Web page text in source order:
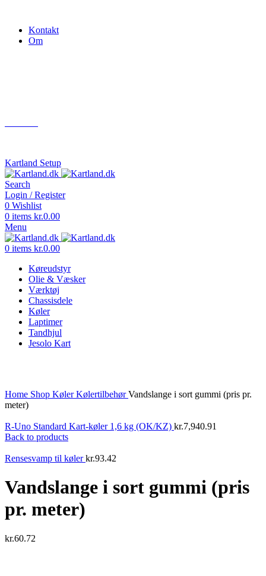
Kontakt
Om
Kartland Setup
Search
Login / Register
0 Wishlist
0 items kr.0.00
Menu
0 items kr.0.00
Køreudstyr
Olie & Væsker
Værktøj
Chassisdele
Køler
Laptimer
Tandhjul
Jesolo Kart
Home Shop KølerKølertilbehørVandslange i sort gummi (pris pr.
meter)
R-Uno Standard Kart-køler 1,6 kg (OK/KZ) kr.7,940.91
Back to products
Rensesvamp til kølerkr.93.42
Vandslange i sort gummi (pris
pr. meter)
kr.60.72